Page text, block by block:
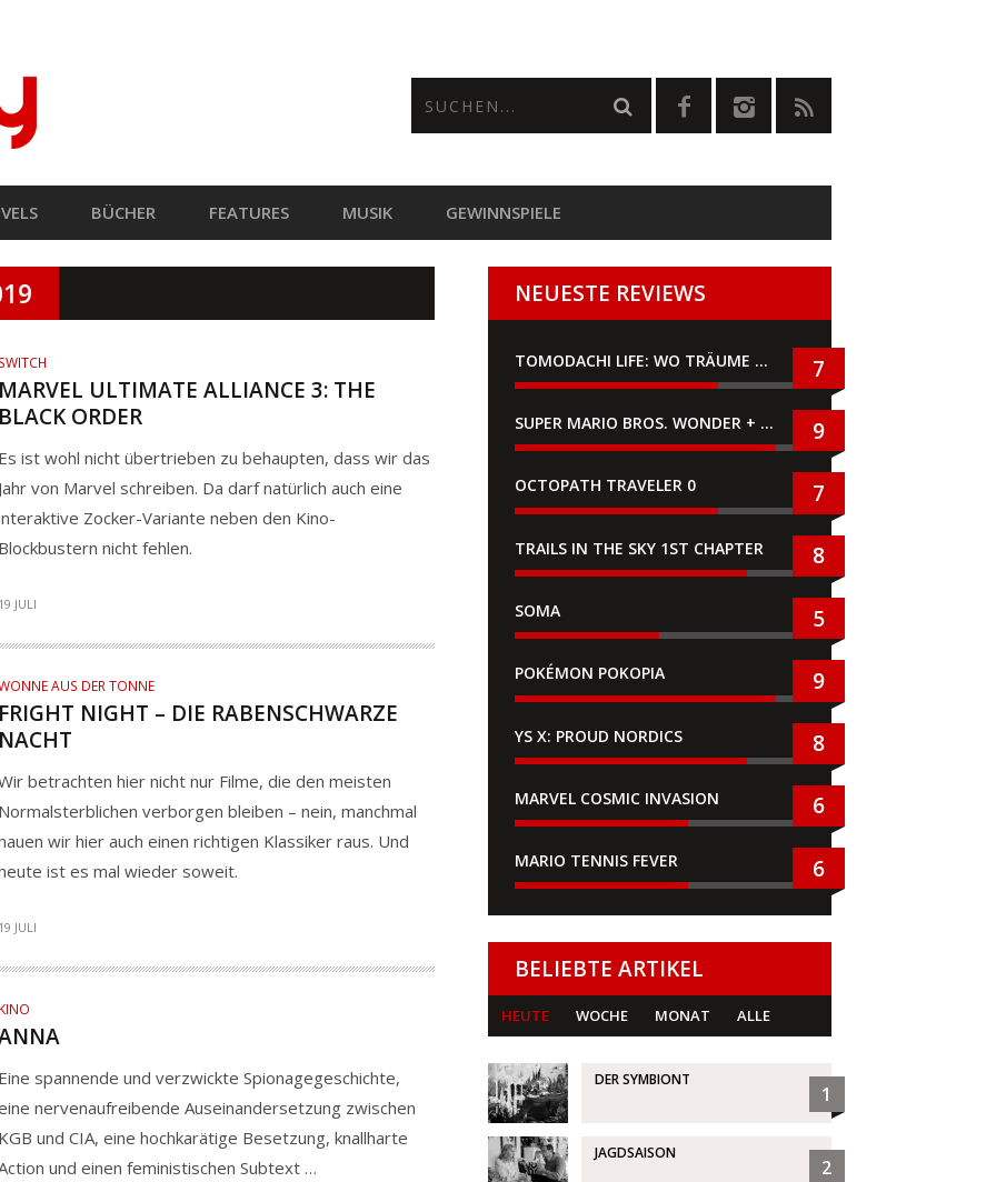
BÜCHER FEATURES MUSIK GEWINNSPIELE
ULTIMATE ALLIANCE 3: THE
ORDER
ist wohl nicht übertrieben zu behaupten, dass wir das
von Marvel schreiben. Da darf natürlich auch eine
Zocker-Variante neben den Kino-
nicht fehlen.
JULI
AUS DER TONNE
NIGHT – DIE RABENSCHWARZE
betrachten hier nicht nur Filme, die den meisten
verborgen bleiben – nein, manchmal
wir hier auch einen richtigen Klassiker raus. Und
ist es mal wieder soweit.
JULI
spannende und verzwickte Spionagegeschichte,
nervenaufreibende Auseinandersetzung zwischen
und CIA, eine hochkarätige Besetzung, knallharte
und einen feministischen Subtext …
NEUESTE REVIEWS
TOMODACHI LIFE: WO TRÄUME WAHR WERDEN 7
SUPER MARIO BROS. WONDER + GEMEINSAM IM BELLABEL-PARK 9
OCTOPATH TRAVELER 0 7
TRAILS IN THE SKY 1ST CHAPTER 8
SOMA 5
POKÉMON POKOPIA 9
YS X: PROUD NORDICS 8
MARVEL COSMIC INVASION 6
MARIO TENNIS FEVER 6
BELIEBTE ARTIKEL
HEUTE WOCHE MONAT ALLE
DER SYMBIONT
1
JAGDSAISON
2